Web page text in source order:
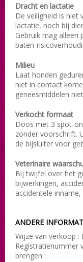
Dracht en lactatie
De veiligheid is niet
lactatie, noch bij
Gebruik mag alleen
baten-
Milieu
Laat honden
niet in contact
geneesmiddelen
Verkocht formaat
Doos met 3 spot-
zonder voorschrift.
de bijsluiter voor
Veterinaire
Bij twijfel over het
bijwerkingen,
accidentele
ANDERE
Wijze van verkoop :
Registratienummer
brengen :